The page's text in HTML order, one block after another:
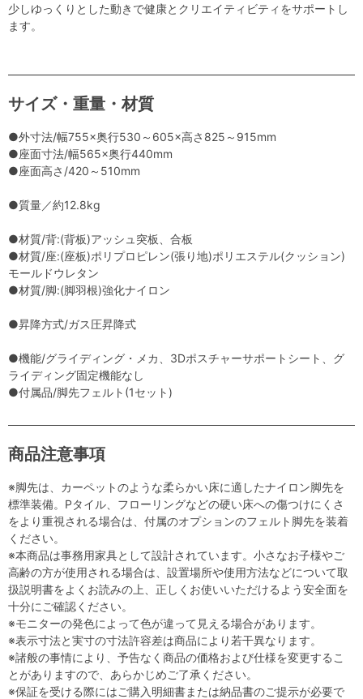
少しゆっくりとした動きで健康とクリエイティビティをサポートし
ます。
サイズ・重量・材質
●外寸法/幅755×奥行530～605×高さ825～915mm
●座面寸法/幅565×奥行440mm
●座面高さ/420～510mm
●質量／約12.8kg
●材質/背:(背板)アッシュ突板、合板
●材質/座:(座板)ポリプロピレン(張り地)ポリエステル(クッション)
モールドウレタン
●材質/脚:(脚羽根)強化ナイロン
●昇降方式/ガス圧昇降式
●機能/グライディング・メカ、3Dポスチャーサポートシート、グ
ライディング固定機能なし
●付属品/脚先フェルト(1セット)
商品注意事項
※脚先は、カーペットのような柔らかい床に適したナイロン脚先を
標準装備。Pタイル、フローリングなどの硬い床への傷つけにくさ
をより重視される場合は、付属のオプションのフェルト脚先を装着
ください。
※本商品は事務用家具として設計されています。小さなお子様やご
高齢の方が使用される場合は、設置場所や使用方法などについて取
扱説明書をよくお読みの上、正しくお使いいただけるよう安全面を
十分にご確認ください。
※モニターの発色によって色が違って見える場合があります。
※表示寸法と実寸の寸法許容差は商品により若干異なります。
※諸般の事情により、予告なく商品の価格および仕様を変更するこ
とがありますので、あらかじめご了承ください。
※保証を受ける際にはご購入明細書または納品書のご提示が必要で